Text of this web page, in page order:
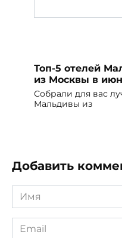
Топ-5 отелей
из Москвы в
Собрали для вас
Мальдивы из
Добавить
Имя
Email